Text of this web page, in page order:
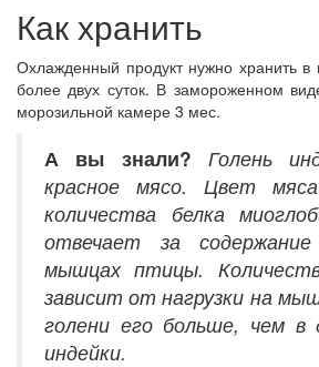
Как хранить
Охлажденный продукт нужно хранить
более двух суток. В замороженном
морозильной камере 3 мес.
А вы знали?
Голень
красное мясо. Цвет
количества белка
отвечает за
мышцах птицы.
зависит от нагрузки на
голени его больше, чем в
индейки.